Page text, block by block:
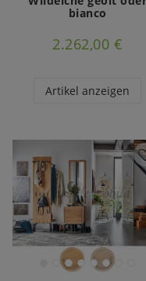
bianco
2.262,00 €
Artikel anzeigen